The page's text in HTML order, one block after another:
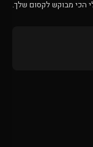
הכי מבוקש לקסום שלך.